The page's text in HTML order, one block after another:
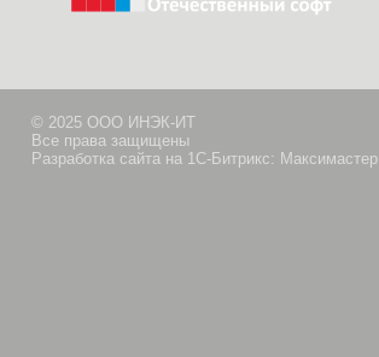
© 2025 ООО ИНЭК-ИТ
Все права защищены
Разработка сайта на 1С-Битрикс: Максимастер